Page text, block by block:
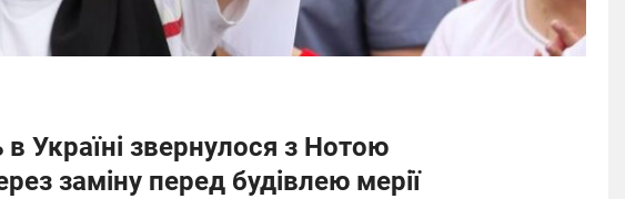
Україні звернулося з Нотою
заміну перед будівлею мерії